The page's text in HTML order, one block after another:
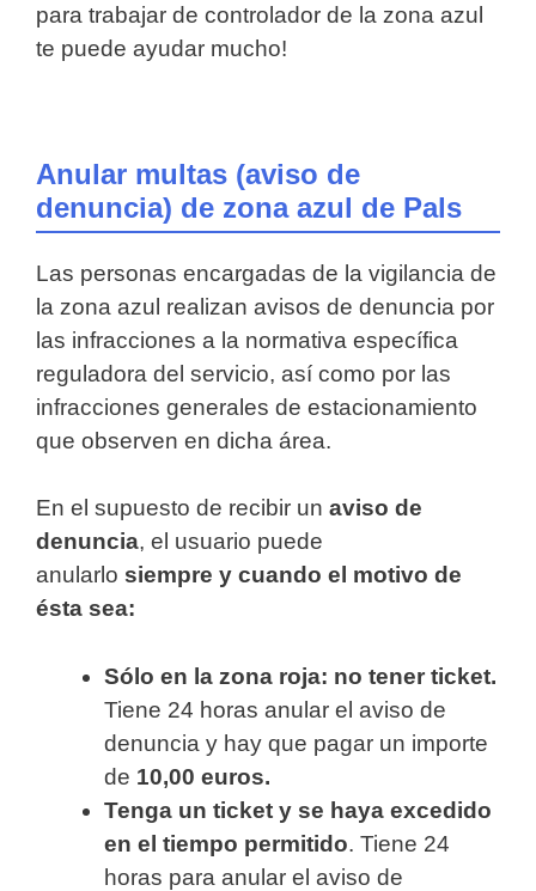
para trabajar de controlador de la zona azul
te puede ayudar mucho!
Anular multas (aviso de
denuncia) de zona azul de Pals
Las personas encargadas de la vigilancia de
la zona azul realizan avisos de denuncia por
las infracciones a la normativa específica
reguladora del servicio, así como por las
infracciones generales de estacionamiento
que observen en dicha área.
En el supuesto de recibir un aviso de
denuncia, el usuario puede
anularlo siempre y cuando el motivo de
ésta sea:
Sólo en la zona roja: no tener ticket.
Tiene 24 horas anular el aviso de
denuncia y hay que pagar un importe
de 10,00 euros.
Tenga un ticket y se haya excedido
en el tiempo permitido. Tiene 24
horas para anular el aviso de